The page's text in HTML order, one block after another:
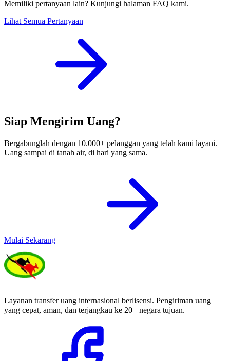
Memiliki pertanyaan lain? Kunjungi halaman FAQ kami.
Lihat Semua Pertanyaan
Siap Mengirim Uang?
Bergabunglah dengan 10.000+ pelanggan yang telah kami layani.
Uang sampai di tanah air, di hari yang sama.
Mulai Sekarang
Layanan transfer uang internasional berlisensi. Pengiriman uang
yang cepat, aman, dan terjangkau ke 20+ negara tujuan.